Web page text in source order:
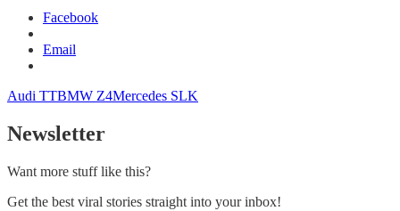
Facebook
Email
Audi TTBMW Z4Mercedes SLK
Newsletter
Want more stuff like this?
Get the best viral stories straight into your inbox!